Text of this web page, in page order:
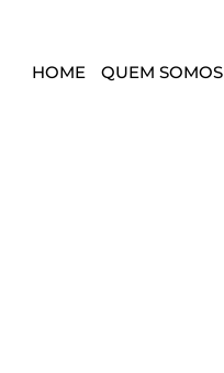
HOME QUEM SOMOS